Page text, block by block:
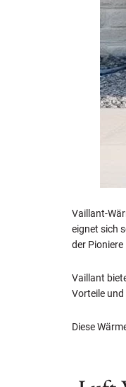
Vaillant-
eignet sich
der
Vaillant
Vorteile
Diese